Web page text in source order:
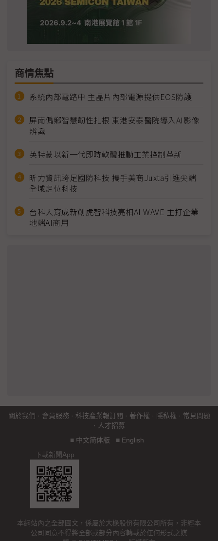
商情焦點
系統內部電路中 主晶片內部電源提供EOS防護
屏南偏鄉智慧韌性扎根 東港安泰醫院導入AI影像
辨識
英特蒙以新一代即時軟體推動工業控制革新
昕力資訊跨足國防科技 攜手美商Juxta引進尖端
全域定位科技
台科大育成新創虎智科技亮相AI WAVE 主打企業
地端AI商用
關於我們 · 會員服務 · 科技產業報訂閱 · 著作權 · 隱私權 · 常見問題
· 人才招募
■ 中文简体版 ■ English
下載新聞App
本網站內之全部圖文，係屬於大椽股份有限公司所有，非經本
公司同意不得將全部或部分內容轉載於任何形式之媒